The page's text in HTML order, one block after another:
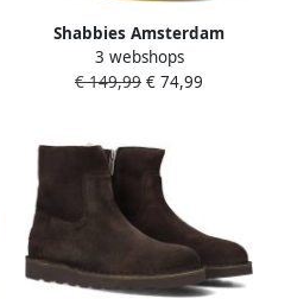
Shabbies Amsterdam
Shabbies Dames Sandalen
met hak Kira Iris Camel
3 webshops
€ 149,99 € 74,99